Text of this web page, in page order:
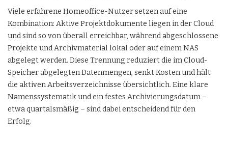
Viele erfahrene Homeoffice-Nutzer setzen auf eine
Kombination: Aktive Projektdokumente liegen in der Cloud
und sind so von überall erreichbar, während abgeschlossene
Projekte und Archivmaterial lokal oder auf einem NAS
abgelegt werden. Diese Trennung reduziert die im Cloud-
Speicher abgelegten Datenmengen, senkt Kosten und hält
die aktiven Arbeitsverzeichnisse übersichtlich. Eine klare
Namenssystematik und ein festes Archivierungsdatum –
etwa quartalsmäßig – sind dabei entscheidend für den
Erfolg.